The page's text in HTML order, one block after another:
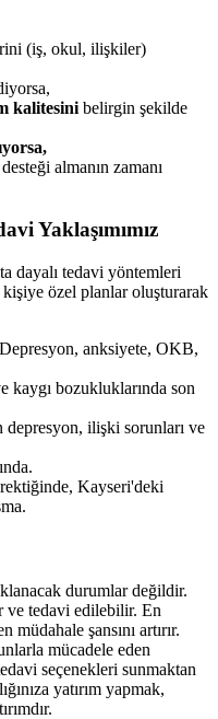
(iş, okul, ilişkiler)
kalitesini belirgin şekilde
almanın zamanı
Yaklaşımımız
dayalı tedavi yöntemleri
özel planlar oluşturarak
Depresyon, anksiyete, OKB,
kaygı bozukluklarında son
ilişki sorunları ve
Kayseri'deki
durumlar değildir.
ve tedavi edilebilir. En
müdahale şansını artırır.
mücadele eden
seçenekleri sunmaktan
yatırım yapmak,